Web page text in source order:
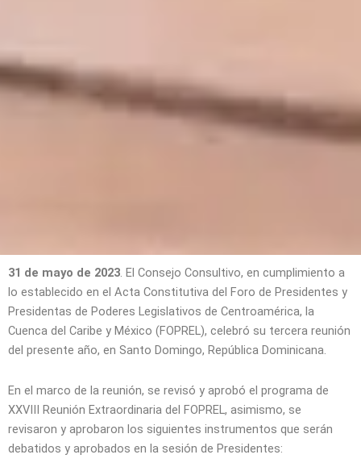
31 de mayo de 2023. El Consejo Consultivo, en cumplimiento a
lo establecido en el Acta Constitutiva del Foro de Presidentes y
Presidentas de Poderes Legislativos de Centroamérica, la
Cuenca del Caribe y México (FOPREL), celebró su tercera reunión
del presente año, en Santo Domingo, República Dominicana.
En el marco de la reunión, se revisó y aprobó el programa de
XXVIII Reunión Extraordinaria del FOPREL, asimismo, se
revisaron y aprobaron los siguientes instrumentos que serán
debatidos y aprobados en la sesión de Presidentes: